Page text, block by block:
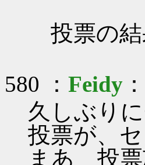
投票の結
580 ： Feidy
久しぶり
投票が、
まあ 投票